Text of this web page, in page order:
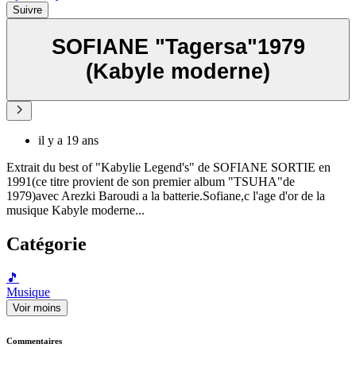
Suivre
SOFIANE "Tagersa"1979
(Kabyle moderne)
il y a 19 ans
Extrait du best of "Kabylie Legend's" de SOFIANE SORTIE en
1991(ce titre provient de son premier album "TSUHA"de
1979)avec Arezki Baroudi a la batterie.Sofiane,c l'age d'or de la
musique Kabyle moderne...
Catégorie
🎵
Musique
Voir moins
Commentaires